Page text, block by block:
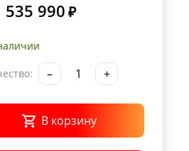
535 990 ₽
– +
В корзину